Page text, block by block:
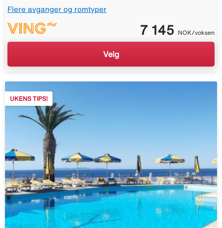
Flere avganger og romtyper
7 145 NOK/voksen
Velg
UKENS TIPS!